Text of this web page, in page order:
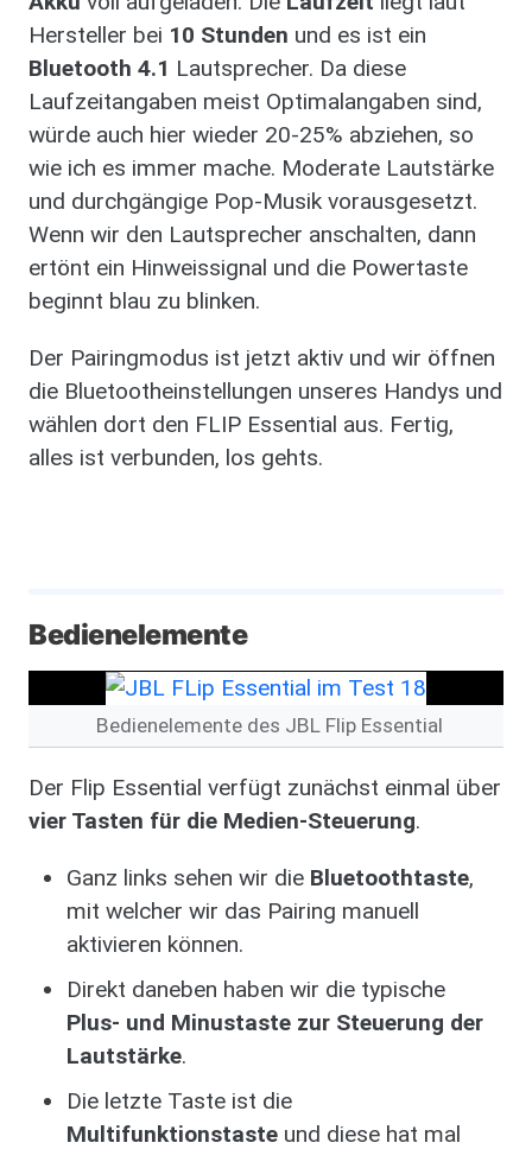
Hersteller bei 10 Stunden und es ist ein
Bluetooth 4.1 Lautsprecher. Da diese
Laufzeitangaben meist Optimalangaben sind,
würde auch hier wieder 20-25% abziehen, so
wie ich es immer mache. Moderate Lautstärke
und durchgängige Pop-Musik vorausgesetzt.
Wenn wir den Lautsprecher anschalten, dann
ertönt ein Hinweissignal und die Powertaste
beginnt blau zu blinken.
Der Pairingmodus ist jetzt aktiv und wir öffnen
die Bluetootheinstellungen unseres Handys und
wählen dort den FLIP Essential aus. Fertig,
alles ist verbunden, los gehts.
Bedienelemente
Bedienelemente des JBL Flip Essential
Der Flip Essential verfügt zunächst einmal über
vier Tasten für die Medien-Steuerung.
Ganz links sehen wir die Bluetoothtaste,
mit welcher wir das Pairing manuell
aktivieren können.
Direkt daneben haben wir die typische
Plus- und Minustaste zur Steuerung der
Lautstärke.
Die letzte Taste ist die
Multifunktionstaste und diese hat mal